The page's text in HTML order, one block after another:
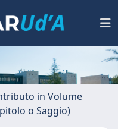
in Volume
o Saggio)